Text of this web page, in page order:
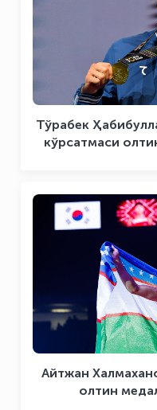
Тўрабек
кўрсатмаси
Айтжан
олтин